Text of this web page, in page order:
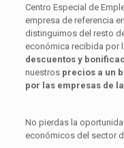
Centro Especial de
empresa de referencia
distinguimos del resto
económica recibida por
descuentos y
nuestros precios a un
por las empresas de
No pierdas la
económicos del sector